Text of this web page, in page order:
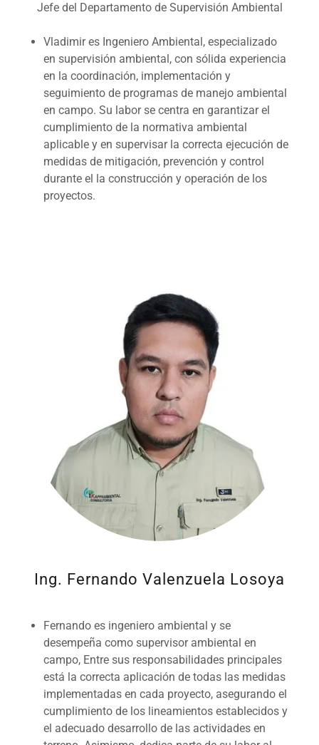
Jefe del Departamento de Supervisión Ambiental
Vladimir es Ingeniero Ambiental, especializado
en supervisión ambiental, con sólida experiencia
en la coordinación, implementación y
seguimiento de programas de manejo ambiental
en campo. Su labor se centra en garantizar el
cumplimiento de la normativa ambiental
aplicable y en supervisar la correcta ejecución de
medidas de mitigación, prevención y control
durante el la construcción y operación de los
proyectos.
Ing. Fernando Valenzuela Losoya
Fernando es ingeniero ambiental y se
desempeña como supervisor ambiental en
campo, Entre sus responsabilidades principales
está la correcta aplicación de todas las medidas
implementadas en cada proyecto, asegurando el
cumplimiento de los lineamientos establecidos y
el adecuado desarrollo de las actividades en